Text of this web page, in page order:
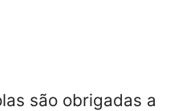
são obrigadas a